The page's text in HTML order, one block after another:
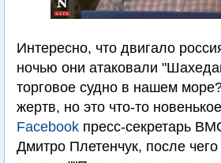
Интересно, что двигало
ночью они атаковали
торговое судно в нашем
жертв, но это что-то
Facebook пресс-секретарь
Дмитро Плетенчук, после